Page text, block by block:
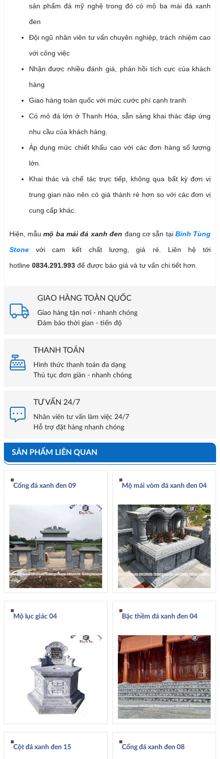
sản phẩm đá mỹ nghệ trong đó có mộ ba mái đá xanh
đen
Đội ngũ nhân viên tư vấn chuyên nghiệp, trách nhiệm cao
với công việc
Nhận được nhiều đánh giá, phản hồi tích cực của khách
hàng
Giao hàng toàn quốc với mức cước phí cạnh tranh
Có mỏ đá lớn ở Thanh Hóa, sẵn sàng khai thác đáp ứng
nhu cầu của khách hàng.
Áp dụng mức chiết khấu cao với các đơn hàng số lượng
lớn.
Khai thác và chế tác trực tiếp, không qua bất kỳ đơn vị
trung gian nào nên có giá thành rẻ hơn so với các đơn vị
cung cấp khác.
Hiện, mẫumộ ba mái đá xanh đen đang cơ sẵn tạiBình Tùng
Stonevới cam kết chất lượng, giá rẻ. Liên hệ tới
hotline 0834.291.993để được báo giá và tư vấn chi tiết hơn.
GIAO HÀNG TOÀN QUỐC
Giao hàng tận nơi - nhanh chóng
Đảm bảo thời gian - tiến độ
THANH TOÁN
Hình thức thanh toán đa dạng
Thủ tục đơn giản - nhanh chóng
TƯ VẤN 24/7
Nhân viên tư vấn làm việc 24/7
Hỗ trợ đặt hàng nhanh chóng
SẢN PHẨM LIÊN QUAN
Cổng đá xanh đen 09 Mộ mái vòm đá xanh đen 04
Mộ lục giác 04 Bậc thềm đá xanh đen 04
Cột đá xanh đen 15 Cổng đá xanh đen 08